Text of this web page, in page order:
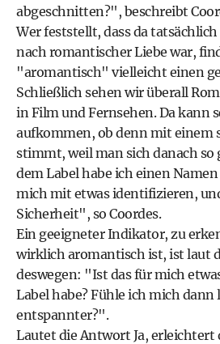
abgeschnitten?", beschreibt
Wer feststellt, dass da
nach romantischer Liebe war,
"aromantisch" vielleicht einen
Schließlich sehen wir überall
in Film und Fernsehen. Da kann
aufkommen, ob denn mit einem
stimmt, weil man sich danach
dem Label habe ich einen
mich mit etwas identifizieren,
Sicherheit", so Coordes.
Ein geeigneter Indikator, zu
wirklich aromantisch ist, ist laut
deswegen: "Ist das für mich
Label habe? Fühle ich mich
entspannter?".
Lautet die Antwort Ja, erleichtert